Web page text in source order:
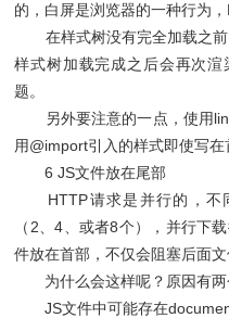
的，白屏是浏览器的一种行为
在样式树没有完全加载之前
样式树加载完成之后会再次
题。
另外要注意的一点，使用
用@import引入的样式即使写在
6 JS文件放在尾部
HTTP请求是并行的，不
（2、4、或者8个），并行下
件放在首部，不仅会阻塞后面
为什么会这样呢？原因有两
JS文件中可能存在